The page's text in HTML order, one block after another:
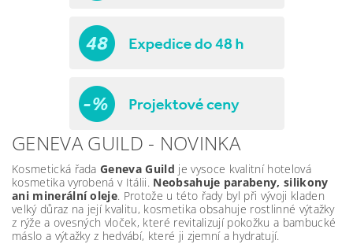
GENEVA GUILD - NOVINKA
Kosmetická řada Geneva Guild je vysoce kvalitní hotelová
kosmetika vyrobená v Itálii. Neobsahuje parabeny, silikony
ani minerální oleje. Protože u této řady byl při vývoji kladen
velký důraz na její kvalitu, kosmetika obsahuje rostlinné výtažky
z rýže a ovesných vloček, které revitalizují pokožku a bambucké
máslo a výtažky z hedvábí, které ji zjemní a hydratují.